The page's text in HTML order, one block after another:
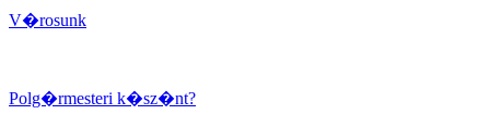
V�rosunk
Polg�rmesteri k�sz�nt?